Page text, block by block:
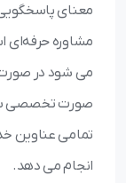
معنای پاسخگویی
مشاوره حرفه‌ای
می شود در
صورت تخصصی
تمامی عناوین
انجام می دهد.